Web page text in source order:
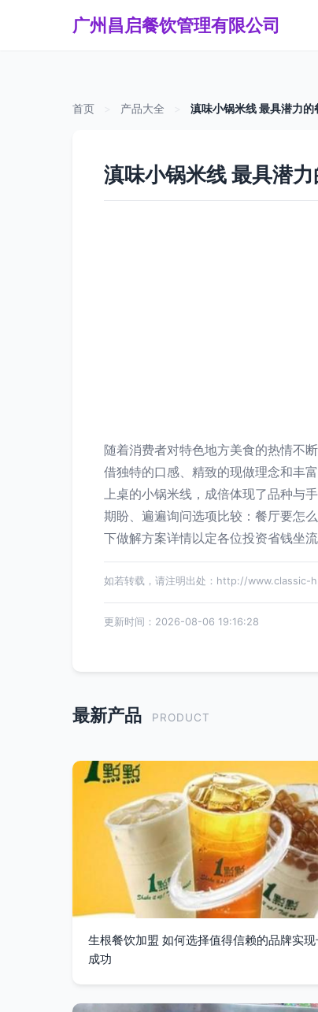
广州昌启餐饮管理有限公司
首页 产品大全 滇味小锅米线 最具潜力的
滇味小锅米线 最具潜
随着消费者对特色地方美食的热情不
借独特的口感、精致的现做理念和丰
上桌的小锅米线，成倍体现了品种与
期盼、遍遍询问选项比较：餐厅要怎
下做解方案详情以定各位投资省钱坐
如若转载，请注明出处：http://
更新时间：2026-08-06 19:16:28
最新产品 PRODUCT
生根餐饮加盟 如何选择值得信赖的品牌实现
成功